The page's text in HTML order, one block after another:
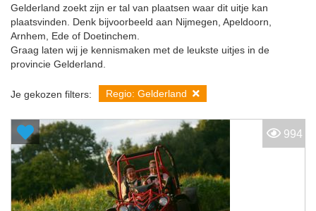
Gelderland zoekt zijn er tal van plaatsen waar dit uitje kan
plaatsvinden. Denk bijvoorbeeld aan Nijmegen, Apeldoorn,
Arnhem, Ede of Doetinchem.
Graag laten wij je kennismaken met de leukste uitjes in de
provincie Gelderland.
Je gekozen filters: Regio: Gelderland
994